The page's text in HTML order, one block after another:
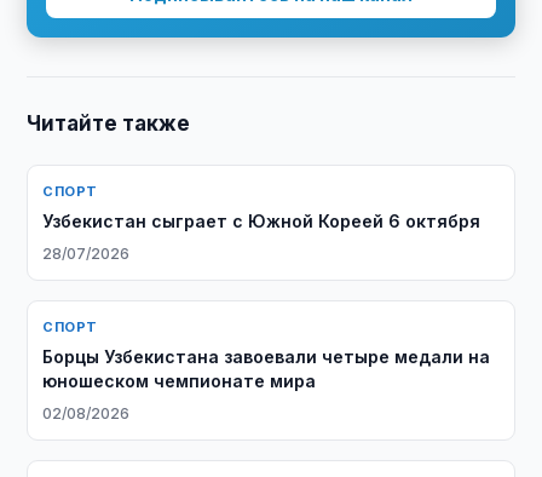
Читайте также
СПОРТ
Узбекистан сыграет с Южной Кореей 6 октября
28/07/2026
СПОРТ
Борцы Узбекистана завоевали четыре медали на
юношеском чемпионате мира
02/08/2026